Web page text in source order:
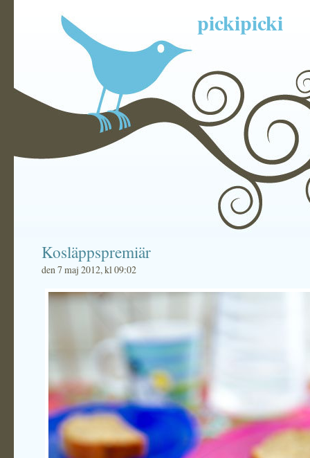
pickipicki
Kosläppspremiär
den 7 maj 2012, kl 09:02